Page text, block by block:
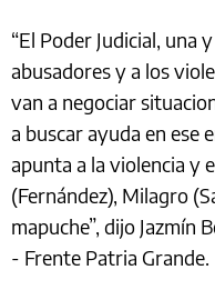
“El Poder Judicial, una
abusadores y a los
van a negociar
a buscar ayuda en ese
apunta a la violencia y
(Fernández), Milagro
mapuche”, dijo Jazmín
- Frente Patria Grande.